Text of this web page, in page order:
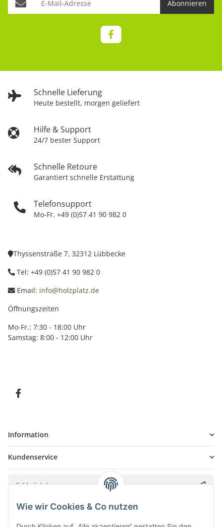
Schnelle Lieferung
Heute bestellt, morgen geliefert
Hilfe & Support
24/7 bester Support
Schnelle Retoure
Garantiert schnelle Erstattung
Telefonsupport
Mo-Fr. +49 (0)57 41 90 982 0
Abonnieren
Thyssenstraße 7, 32312 Lübbecke
Tel: +49 (0)57 41 90 982 0
Email: info@holzplatz.de
Öffnungszeiten
Mo-Fr.: 7:30 - 18:00 Uhr
Samstag: 8:00 - 12:00 Uhr
Information
Kundenservice
Bitte senden Sie mir entsprechend IhrerDatenschutzerklärung
Wie wir Cookies & Co nutzen